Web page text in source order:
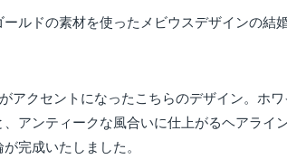
ルドの素材を使ったメビウスデザインの結
アクセントになったこちらのデザイン。ホ
アンティークな風合いに仕上がるヘアライ
完成いたしました。